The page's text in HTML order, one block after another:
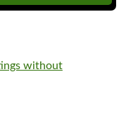
without